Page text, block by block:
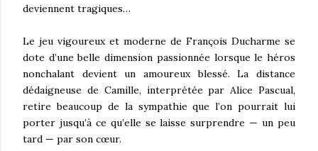
deviennent tragiques…
Le jeu vigoureux et moderne de François Ducharme se
dote d’une belle dimension passionnée lorsque le héros
nonchalant devient un amoureux blessé. La distance
dédaigneuse de Camille, interprétée par Alice Pascual,
retire beaucoup de la sympathie que l’on pourrait lui
porter jusqu’à ce qu’elle se laisse surprendre — un peu
tard — par son cœur.